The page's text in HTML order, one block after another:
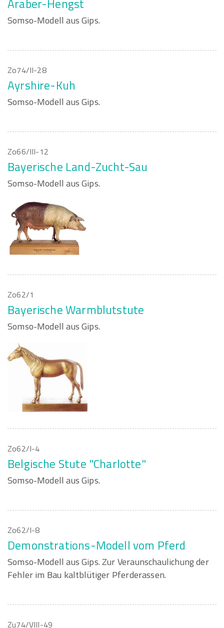
Araber-Hengst
Somso-Modell aus Gips.
Zo74/II-28
Ayrshire-Kuh
Somso-Modell aus Gips.
Zo66/III-12
Bayerische Land-Zucht-Sau
Somso-Modell aus Gips.
Zo62/1
Bayerische Warmblutstute
Somso-Modell aus Gips.
Zo62/I-4
Belgische Stute "Charlotte"
Somso-Modell aus Gips.
Zo62/I-8
Demonstrations-Modell vom Pferd
Somso-Modell aus Gips. Zur Veraunschaulichung der
Fehler im Bau kaltblütiger Pferderassen.
Zu74/VIII-49